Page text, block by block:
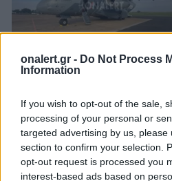
onalert.gr - Do Not Process
Information
If you wish to opt-out of the sale,
processing of your personal or
targeted advertising by us, please
section to confirm your selection.
opt-out request is processed you
interest-based ads based on
εκπαίδευση στην
Πορτογαλία
προετοιμάζονται τα
ελληνικά πληρώματα